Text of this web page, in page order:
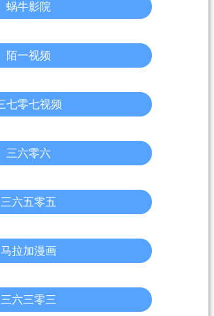
蜗牛影院
陌一视频
七零七视频
三六零六
三六五零五
马拉加漫画
三六三零三